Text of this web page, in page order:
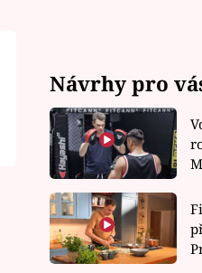
Návrhy pro